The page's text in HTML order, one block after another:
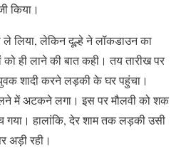
किया।
ले लिया, लेकिन दूल्हे ने लॉकडाउन का
को ही लाने की बात कही। तय तारीख पर
शादी करने लड़की के घर पहुंचा।
में अटकने लगा। इस पर मौलवी को शक
गया। हालांकि, देर शाम तक लड़की उसी
अड़ी रही।